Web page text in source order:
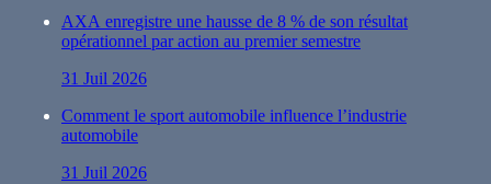
AXA enregistre une hausse de 8 % de son résultat
opérationnel par action au premier semestre
31 Juil 2026
Comment le sport automobile influence l’industrie
automobile
31 Juil 2026